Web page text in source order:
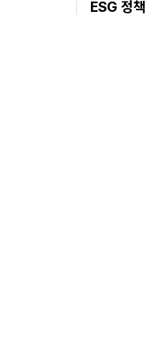
ESG 정책